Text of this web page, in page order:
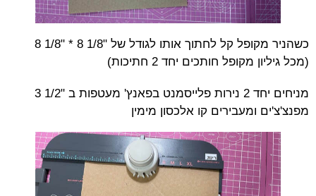
כשהניר מקופל קל לחתוך אותו לגודל של "1/8 8 * "1/8 8
(מכל גיליון מקופל חותכים יחד 2 חתיכות)
מניחים יחד 2 נירות פלייסמנט בפאנץ' מעטפות ב "1/2 3
מפנצ'צ'ים ומעבירים קו אלכסון מימין